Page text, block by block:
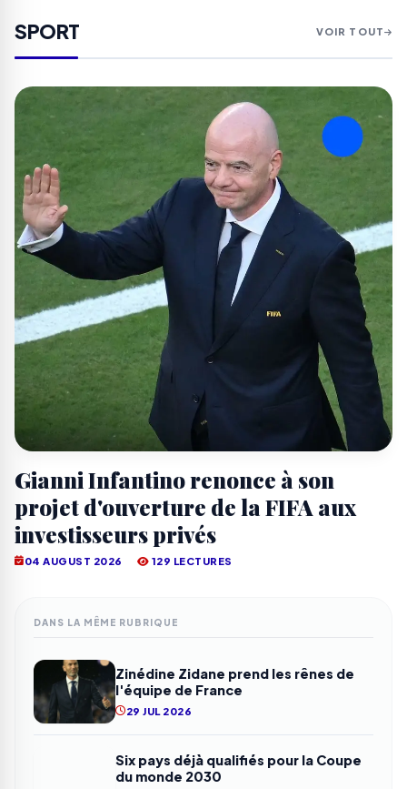
SPORT VOIR TOUT
Gianni Infantino renonce à son
projet d'ouverture de la FIFA aux
investisseurs privés
04 AUGUST 2026 129 LECTURES
DANS LA MÊME RUBRIQUE
Zinédine Zidane prend les rênes de
l'équipe de France
29 JUL 2026
Six pays déjà qualifiés pour la Coupe
du monde 2030